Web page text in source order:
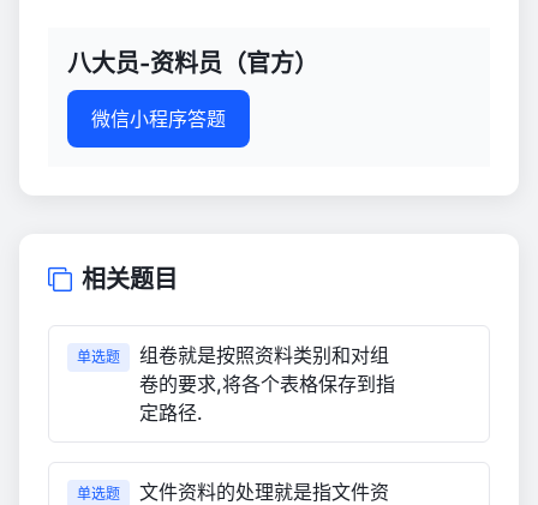
八大员-资料员（官方）
微信小程序答题
相关题目
单选题
组卷就是按照资料类别和对组
卷的要求,将各个表格保存到指
定路径.
单选题
文件资料的处理就是指文件资